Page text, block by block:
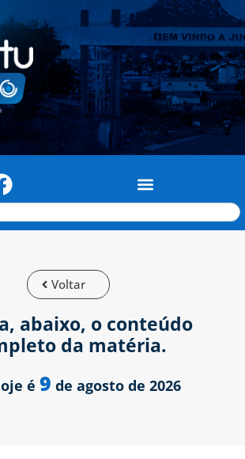
Voltar
abaixo, o conteúdo
da matéria.
é 9 de agosto de 2026